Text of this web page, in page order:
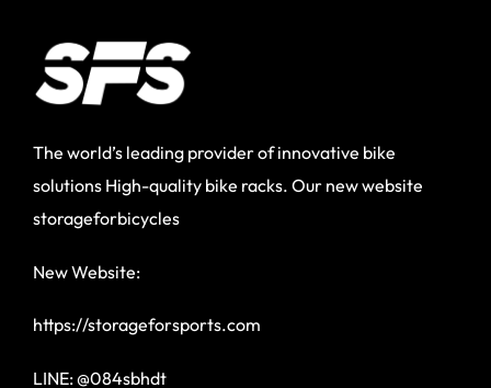
The world’s leading provider of innovative bike
solutions High-quality bike racks. Our new website
storageforbicycles
New Website:
https://storageforsports.com
LINE: @084sbhdt